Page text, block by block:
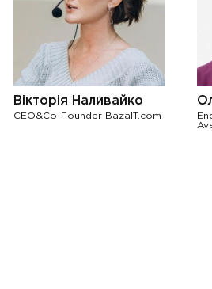
Вікторія Наливайко
CEO&Co-Founder BazaIT.com